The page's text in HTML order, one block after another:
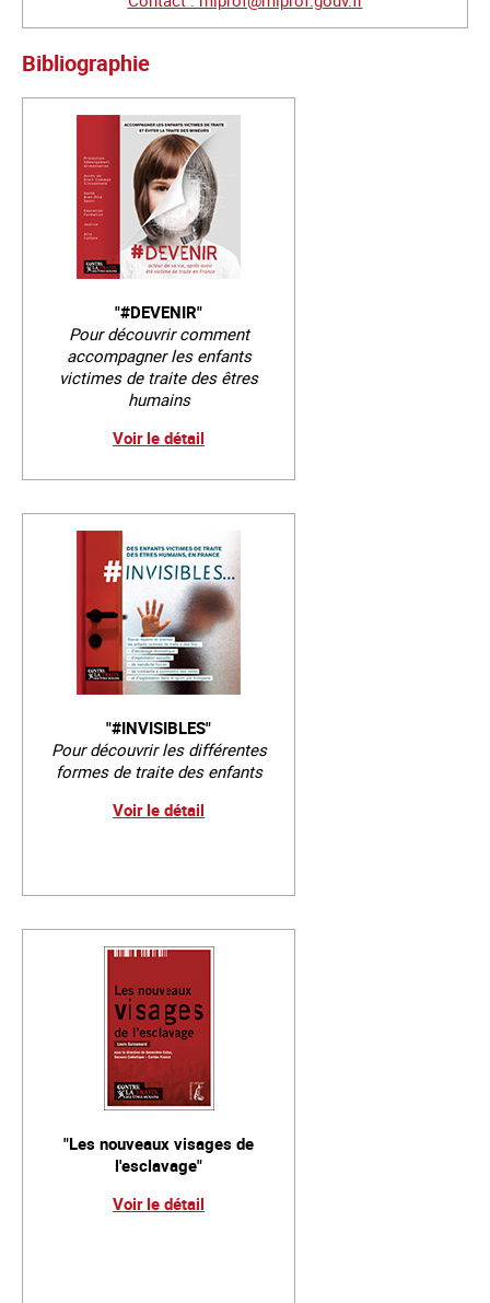
Bibliographie
"#DEVENIR"
Pour découvrir comment
accompagner les enfants
victimes de traite des êtres
humains
Voir le détail
"#INVISIBLES"
Pour découvrir les différentes
formes de traite des enfants
Voir le détail
"Les nouveaux visages de
l'esclavage"
Voir le détail